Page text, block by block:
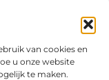
van cookies en
u onze website
te maken.